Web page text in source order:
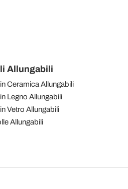
Allungabili
Ceramica Allungabili
Legno Allungabili
Vetro Allungabili
Allungabili